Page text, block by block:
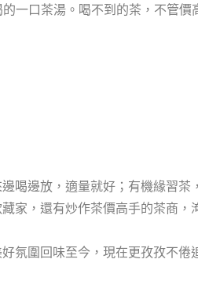
一口茶湯。喝不到的茶，不管價
喝邊放，適量就好；有機緣習茶
家，還有炒作茶價高手的茶商，
氛圍回味至今，現在更孜孜不倦